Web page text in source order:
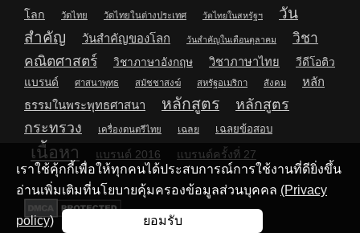
โลก
วัดไทย วัดไทยในต่างประเทศ วัดไทยในสหรัฐฯ
วัน
สำคัญ
วันสำคัญของโลก วันสำคัญในเดือนตุลาคม
วิชา
คณิตศาสตร์
วิชาภาษาอังกฤษ วิชาภาษาไทย
วีดีโอติว
แบรนด์
ศาสนาพุทธ สมัชชาสงฆ์ สหรัฐอเมริกา สังคม
หลัก
ธรรมในพระพุทธศาสนา
หลักสูตร
หลักสูตร
กระทรวง
เครื่องดนตรีไทย เฉลย เฉลยข้อสอบ
เนื้อหา แบรนด์ 2016 แบรนด์ครั้งที่ 27
เราใช้คุ้กกี้เพื่อให้ทุกคนได้ประสบการณ์การใช้งานที่ดียิ่งขึ้น
อ่านเพิ่มเติมที่นโยบายคุ้มครองข้อมูลส่วนบุคคล (Privacy
policy) ยอมรับ